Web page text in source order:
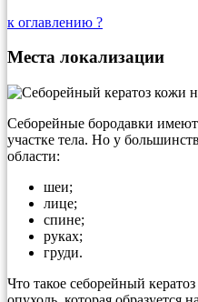
к оглавлению ?
Места локализации
Себорейные бородавки
участке тела. Но у
области:
шеи;
лице;
спине;
руках;
груди.
Что такое себорейный